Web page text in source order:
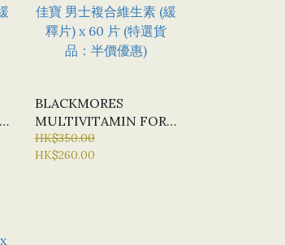
BLACKMORES
MULTIVITAMIN FOR
MEN (SUSTAINED
RELEASE) 澳佳寶 男士
HK$350.00
HK$260.00